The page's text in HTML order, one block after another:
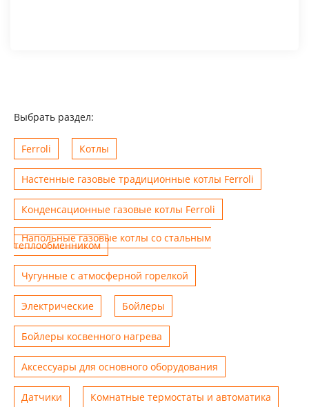
Выбрать раздел:
Ferroli Котлы
Настенные газовые традиционные котлы Ferroli
Конденсационные газовые котлы Ferroli
Напольные газовые котлы со стальным
теплообменником
Чугунные с атмосферной горелкой
Электрические Бойлеры
Бойлеры косвенного нагрева
Аксессуары для основного оборудования
Датчики Комнатные термостаты и автоматика